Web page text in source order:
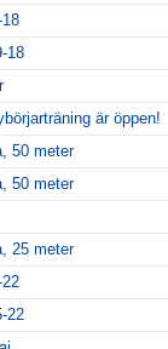
18
är öppen!
50 meter
50 meter
25 meter
22